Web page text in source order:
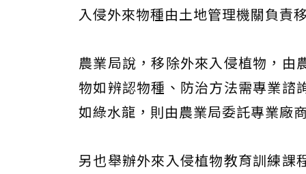
入侵外來物種由土地管理機關負責
農業局說，移除外來入侵植物，由
物如辨認物種、防治方法需專業諮
如綠水龍，則由農業局委託專業廠
另也舉辦外來入侵植物教育訓練課